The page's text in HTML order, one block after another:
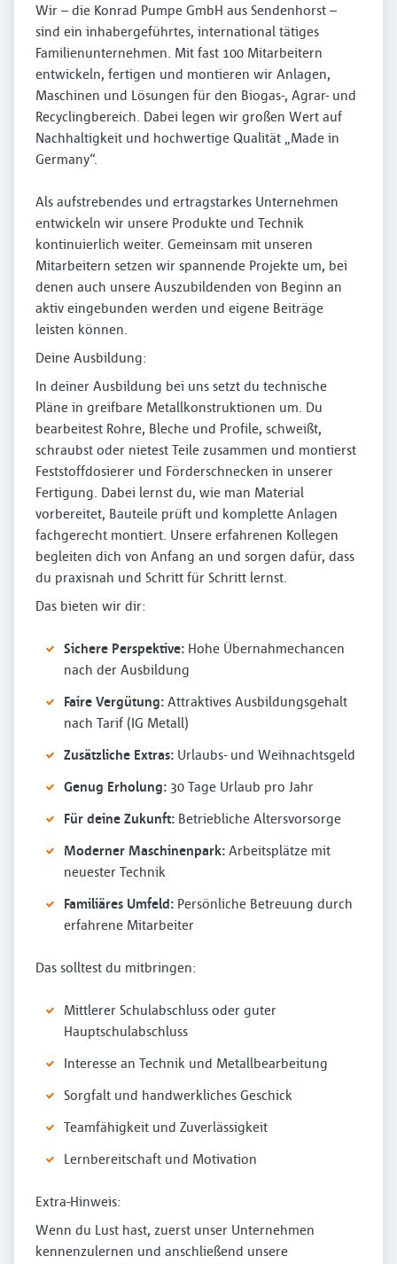
Wir – die Konrad Pumpe GmbH aus Sendenhorst –
sind ein inhabergeführtes, international tätiges
Familienunternehmen. Mit fast 100 Mitarbeitern
entwickeln, fertigen und montieren wir Anlagen,
Maschinen und Lösungen für den Biogas-, Agrar- und
Recyclingbereich. Dabei legen wir großen Wert auf
Nachhaltigkeit und hochwertige Qualität „Made in
Germany“.
Als aufstrebendes und ertragstarkes Unternehmen
entwickeln wir unsere Produkte und Technik
kontinuierlich weiter. Gemeinsam mit unseren
Mitarbeitern setzen wir spannende Projekte um, bei
denen auch unsere Auszubildenden von Beginn an
aktiv eingebunden werden und eigene Beiträge
leisten können.
Deine Ausbildung:
In deiner Ausbildung bei uns setzt du technische
Pläne in greifbare Metallkonstruktionen um. Du
bearbeitest Rohre, Bleche und Profile, schweißt,
schraubst oder nietest Teile zusammen und montierst
Feststoffdosierer und Förderschnecken in unserer
Fertigung. Dabei lernst du, wie man Material
vorbereitet, Bauteile prüft und komplette Anlagen
fachgerecht montiert. Unsere erfahrenen Kollegen
begleiten dich von Anfang an und sorgen dafür, dass
du praxisnah und Schritt für Schritt lernst.
Das bieten wir dir:
Sichere Perspektive: Hohe Übernahmechancen
nach der Ausbildung
Faire Vergütung: Attraktives Ausbildungsgehalt
nach Tarif (IG Metall)
Zusätzliche Extras: Urlaubs- und Weihnachtsgeld
Genug Erholung: 30 Tage Urlaub pro Jahr
Für deine Zukunft: Betriebliche Altersvorsorge
Moderner Maschinenpark: Arbeitsplätze mit
neuester Technik
Familiäres Umfeld: Persönliche Betreuung durch
erfahrene Mitarbeiter
Das solltest du mitbringen:
Mittlerer Schulabschluss oder guter
Hauptschulabschluss
Interesse an Technik und Metallbearbeitung
Sorgfalt und handwerkliches Geschick
Teamfähigkeit und Zuverlässigkeit
Lernbereitschaft und Motivation
Extra-Hinweis:
Wenn du Lust hast, zuerst unser Unternehmen
kennenzulernen und anschließend unsere